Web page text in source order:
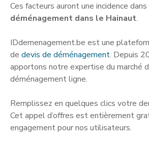
Ces facteurs auront une incidence
déménagement dans le Hainaut.
IDdemenagement.be est une
de devis de déménagement. Depuis
apportons notre expertise du marché
déménagement ligne.
Remplissez en quelques clics votre
Cet appel d’offres est entièrement
engagement pour nos utilisateurs.